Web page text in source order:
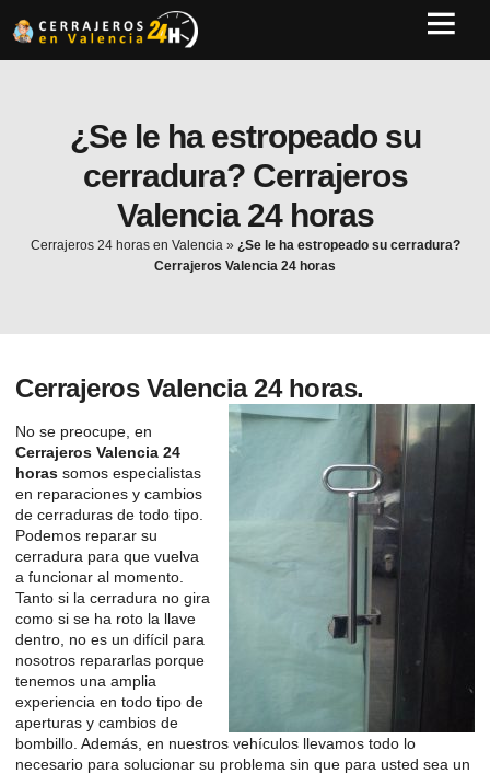
¿Se le ha estropeado su
cerradura? Cerrajeros
Valencia 24 horas
Cerrajeros 24 horas en Valencia» ¿Se le ha estropeado su cerradura?
Cerrajeros Valencia 24 horas
Cerrajeros Valencia 24 horas.
No se preocupe, en
Cerrajeros Valencia 24
horas somos especialistas
en reparaciones y cambios
de cerraduras de todo tipo.
Podemos reparar su
cerradura para que vuelva
a funcionar al momento.
Tanto si la cerradura no gira
como si se ha roto la llave
dentro, no es un difícil para
nosotros repararlas porque
tenemos una amplia
experiencia en todo tipo de
aperturas y cambios de
bombillo. Además, en nuestros vehículos llevamos todo lo
necesario para solucionar su problema sin que para usted sea un